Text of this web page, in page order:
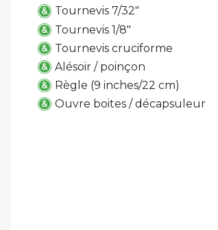
Tournevis 7/32"
Tournevis 1/8"
Tournevis cruciforme
Alésoir / poinçon
Règle (9 inches/22 cm)
Ouvre boites / décapsuleur